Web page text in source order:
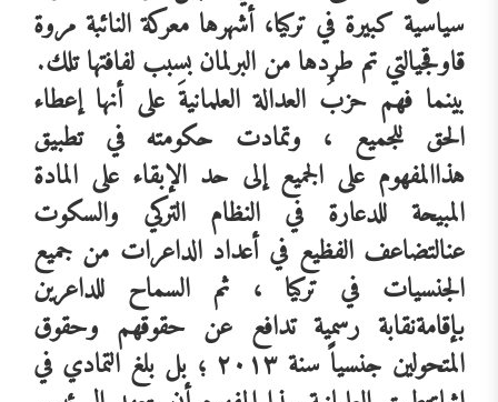
سياسيةكبيرةفي تركيا، أشهرها معركةالنائبةمروة
قاوقجيالتيتمطردهامنالبرلمانبسببلفافتهاتلك.
بينما فهم حزبُ العدالة العلمانيةَ على أنها إعطاء
الحق للجميع ، وتمادت حكومته في تطبيق
هذاالمفهوم على الجميع إلى حد الإبقاء على المادة
المبيحة للدعارة في النظام التركي والسكوت
عنالتضاعف الفظيع في أعداد الداعرات من جميع
الجنسيات في تركيا ، ثم السماح للداعرين
بإقامةنقابة رسمية تدافع عن حقوقهم وحقوق
المتحولين جنسياًسنة٢٠١٣ ؛ بل بلغ التمادي في